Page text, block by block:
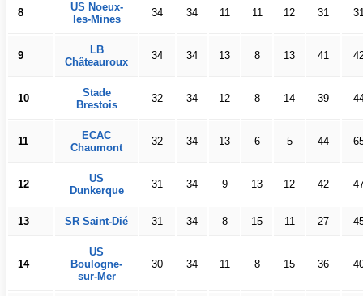
8
US Noeux-
les-Mines
34 34 11 11 12 31
9
LB
Châteauroux
34 34 13 8 13 41
10
Stade
Brestois
32 34 12 8 14 39
11
ECAC
Chaumont
32 34 13 6 5 44
12
US
Dunkerque
31 34 9 13 12 42
13 SR Saint-Dié 31 34 8 15 11 27
14
US
Boulogne-
sur-Mer
30 34 11 8 15 36